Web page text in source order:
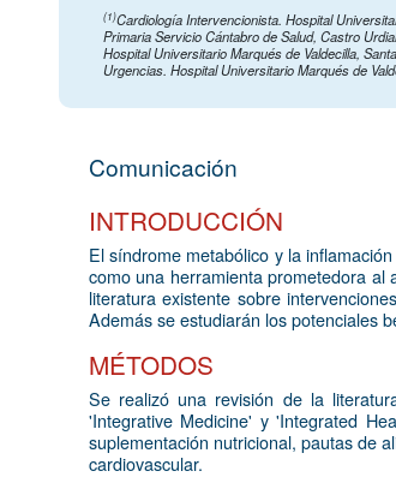
(1)Cardiología Intervencionista. Hospital
Primaria Servicio Cántabro de Salud, Castro
Hospital Universitario Marqués de Valdecilla,
Urgencias. Hospital Universitario Marqués de
Comunicación
INTRODUCCIÓN
El síndrome metabólico y la
como una herramienta prometedora al
literatura existente sobre
Además se estudiarán los potenciales
MÉTODOS
Se realizó una revisión de la
'Integrative Medicine' y 'Integrated
suplementación nutricional, pautas de
cardiovascular.